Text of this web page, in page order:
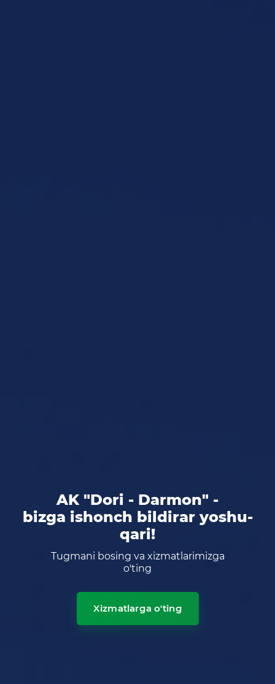
AK "Dori - Darmon" -
bizga ishonch bildirar yoshu-
qari!
Tugmani bosing va xizmatlarimizga
o'ting
Xizmatlarga o'ting